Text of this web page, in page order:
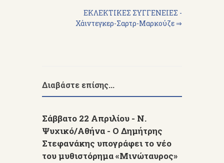
ΕΚΛΕΚΤΙΚΕΣ ΣΥΓΓΕΝΕΙΕΣ -
Χάιντεγκερ-Σαρτρ-Μαρκούζε ⇒
Διαβάστε επίσης...
Σάββατο 22 Απριλίου - Ν.
Ψυχικό/Αθήνα - Ο Δημήτρης
Στεφανάκης υπογράφει το νέο
του μυθιστόρημα «Μινώταυρος»